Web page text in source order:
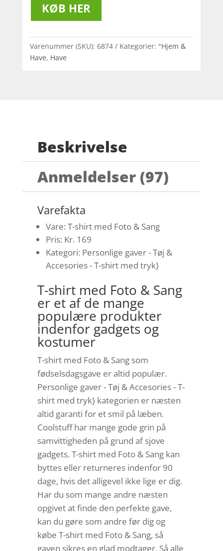
KØB HER
Varenummer (SKU): 6874 Kategorier: "Hjem &
Have, Have
Beskrivelse
Anmeldelser (97)
Varefakta
Vare: T-shirt med Foto & Sang
Pris: Kr. 169
Kategori: Personlige gaver - Tøj &
Accesories - T-shirt med tryk}
T-shirt med Foto & Sang
er et af de mange
populære produkter
indenfor gadgets og
kostumer
T-shirt med Foto & Sang som
fødselsdagsgave er altid populær.
Personlige gaver - Tøj & Accesories - T-
shirt med tryk} kategorien er næsten
altid garanti for et smil på læben.
Coolstuff har mange gode grin på
samvittigheden på grund af sjove
gadgets. T-shirt med Foto & Sang kan
byttes eller returneres indenfor 90
dage, hvis det alligevel ikke lige er dig.
Har du som mange andre næsten
opgivet at finde den perfekte gave,
kan du gøre som andre før dig og
købe T-shirt med Foto & Sang, så
gaven sikres en glad modtager. Så alle